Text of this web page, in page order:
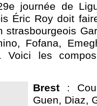
journée de
Éric Roy doit
Fofana,
Voici les
Brest :
Guen, Diaz,